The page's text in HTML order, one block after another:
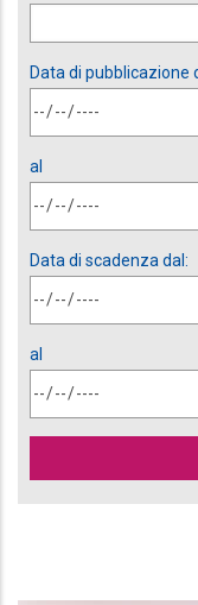
Data di pubblicazione
al
Data di scadenza dal:
al